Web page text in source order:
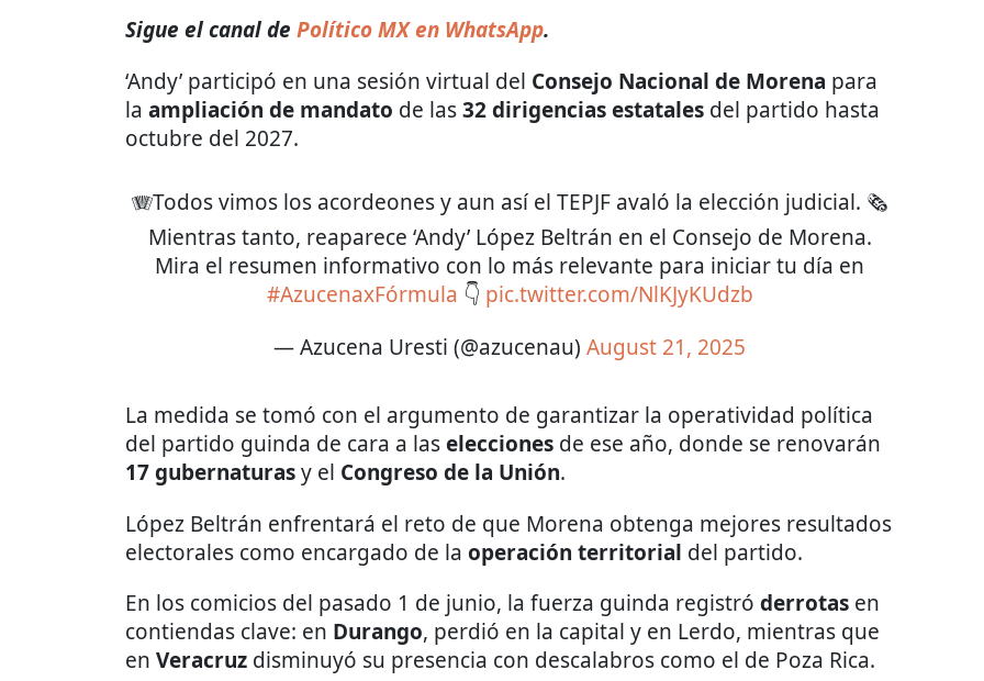
Sigue el canal de Político MX en WhatsApp.
‘Andy’ participó en una sesión virtual del Consejo Nacional de Morena para
la ampliación de mandato de las32 dirigencias estatales del partido hasta
octubre del 2027.
🪗Todos vimos los acordeones y aun así el TEPJF avaló la elección judicial. 🗞️
Mientras tanto, reaparece ‘Andy’ López Beltrán en el Consejo de Morena.
Mira el resumen informativo con lo más relevante para iniciar tu día en
#AzucenaxFórmula 👇 pic.twitter.com/NlKJyKUdzb
— Azucena Uresti (@azucenau) August 21, 2025
La medida se tomó con el argumento de garantizar la operatividad política
del partido guinda de cara a laselecciones de ese año, donde se renovarán
17 gubernaturasy el Congreso de la Unión.
López Beltrán enfrentará el reto de que Morena obtenga mejores resultados
electorales como encargado de la operación territorial del partido.
En los comicios del pasado 1 de junio, la fuerza guinda registró derrotas en
contiendas clave: en Durango, perdió en la capital y en Lerdo, mientras que
en Veracruz disminuyó su presencia con descalabros como el de Poza Rica.